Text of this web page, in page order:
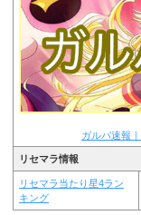
ガルパ速報
リセマラ情報
リセマラ当たり星4ラン
キング